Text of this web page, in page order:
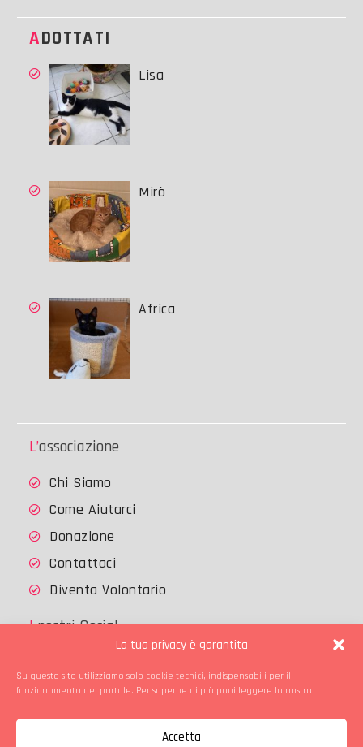
La tua privacy è garantita
Su questo sito utilizziamo solo cookie tecnici, indispensabili per il
funzionamento del portale. Per saperne di più puoi leggere la nostra
Accetta
ADOTTATI
Lisa
Mirò
Africa
L’associazione
Chi Siamo
Come Aiutarci
Donazione
Contattaci
Diventa Volontario
I nostri Social
FacebookInstagram